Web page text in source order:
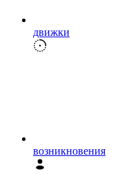
движки
возникновения